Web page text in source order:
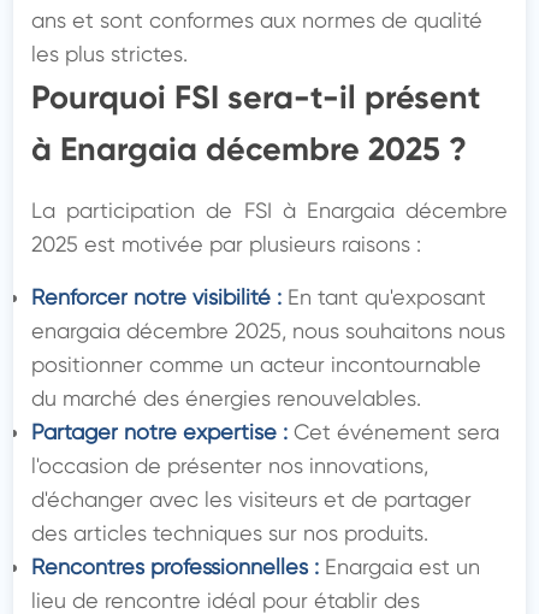
ans et sont conformes aux normes de qualité
les plus strictes.
Pourquoi FSI sera-t-il présent
à Enargaia décembre 2025 ?
La participation de FSI à Enargaia décembre
2025 est motivée par plusieurs raisons :
Renforcer notre visibilité : En tant qu'exposant
enargaia décembre 2025, nous souhaitons nous
positionner comme un acteur incontournable
du marché des énergies renouvelables.
Partager notre expertise : Cet événement sera
l'occasion de présenter nos innovations,
d'échanger avec les visiteurs et de partager
des articles techniques sur nos produits.
Rencontres professionnelles : Enargaia est un
lieu de rencontre idéal pour établir des